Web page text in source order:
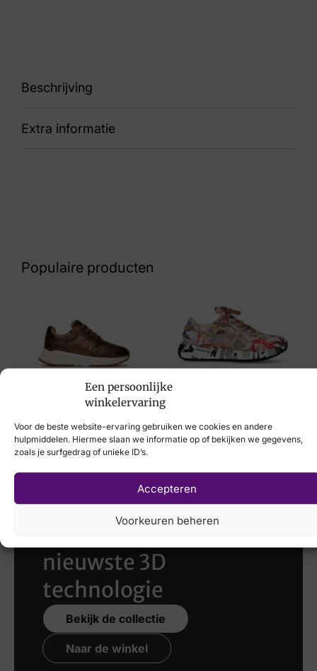
Een persoonlijke
winkelervaring
Voor de beste website-ervaring gebruiken we cookies en andere
hulpmiddelen. Hiermee slaan we informatie op of bekijken we gegevens,
zoals je surfgedrag of unieke ID’s.
Accepteren
Voorkeuren beheren
Beschrijving
Oolala Leopard 1403
Extra informatie
Merk
Oofos
Artikelnummer
Oolala Leopard 1403
Populaire producten
Laura Vita
€
Laat uw voeten
met de
nieuwste 3D
technologie
Bekijk de collectie
Naar de winkel